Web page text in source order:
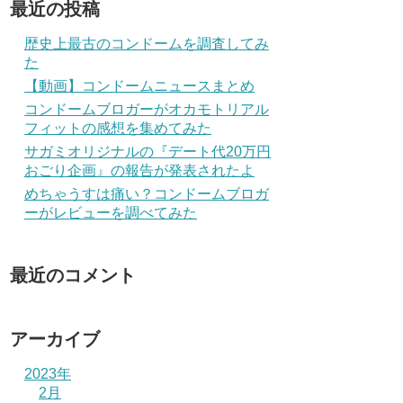
最近の投稿
歴史上最古のコンドームを調査してみ
た
【動画】コンドームニュースまとめ
コンドームブロガーがオカモトリアル
フィットの感想を集めてみた
サガミオリジナルの『デート代20万円
おごり企画』の報告が発表されたよ
めちゃうすは痛い？コンドームブロガ
ーがレビューを調べてみた
最近のコメント
アーカイブ
2023年
2月